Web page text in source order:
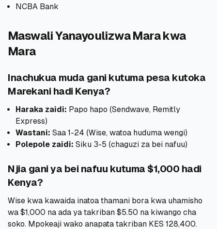
NCBA Bank
Maswali Yanayoulizwa Mara kwa
Mara
Inachukua muda gani kutuma pesa kutoka
Marekani hadi Kenya?
Haraka zaidi: Papo hapo (Sendwave, Remitly
Express)
Wastani: Saa 1-24 (Wise, watoa huduma wengi)
Polepole zaidi: Siku 3-5 (chaguzi za bei nafuu)
Njia gani ya bei nafuu kutuma $1,000 hadi
Kenya?
Wise kwa kawaida inatoa thamani bora kwa uhamisho
wa $1,000 na ada ya takriban $5.50 na kiwango cha
soko. Mpokeaji wako anapata takriban KES 128,400.